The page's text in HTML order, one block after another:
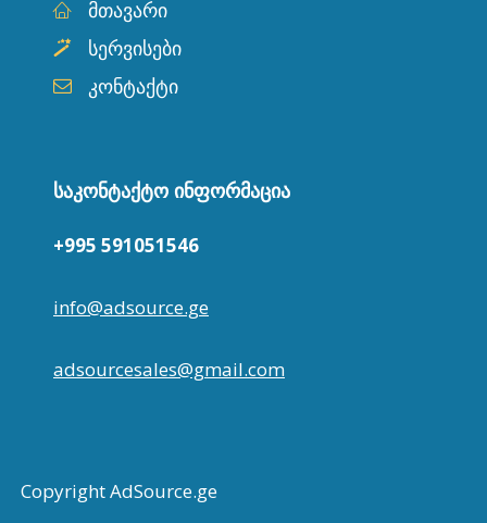
მთავარი
სერვისები
კონტაქტი
ᲡᲐᲙᲝᲜᲢᲐᲥᲢᲝ ᲘᲜᲤᲝᲠᲛᲐᲪᲘᲐ
+995 591051546
info@adsource.ge
adsourcesales@gmail.com
Copyright AdSource.ge